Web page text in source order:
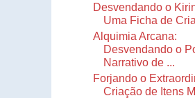
Desvendando o
Uma Ficha de
Alquimia Arcana:
Desvendando o
Narrativo de ...
Forjando o
Criação de Itens